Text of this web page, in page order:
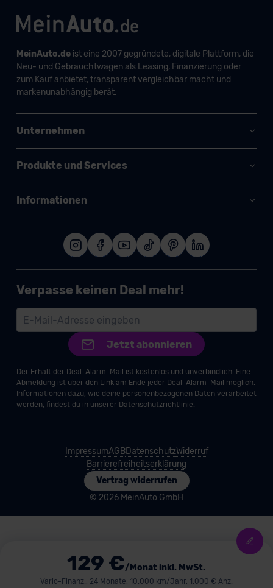
129 €/Monat inkl. MwSt.
Vario-Finanz., 24 Monate, 10.000 km/Jahr, 1.000 € Anz.
MeinAuto.deist eine 2007 gegründete, digitale Plattform, die
Neu- und Gebrauchtwagen als Leasing, Finanzierung oder
zum Kauf anbietet, transparent vergleichbar macht und
markenunabhängig berät.
Unternehmen
Produkte und Services
Informationen
Verpasse keinen Deal mehr!
Jetzt abonnieren
Der Erhalt der Deal-Alarm-Mail ist kostenlos und unverbindlich. Eine
Abmeldung ist über den Link am Ende jeder Deal-Alarm-Mail möglich.
Informationen dazu, wie deine personenbezogenen Daten verarbeitet
werden, findest du in unserer Datenschutzrichtlinie.
ImpressumAGBDatenschutzWiderruf
Barrierefreiheitserklärung
Vertrag widerrufen
© 2026 MeinAuto GmbH